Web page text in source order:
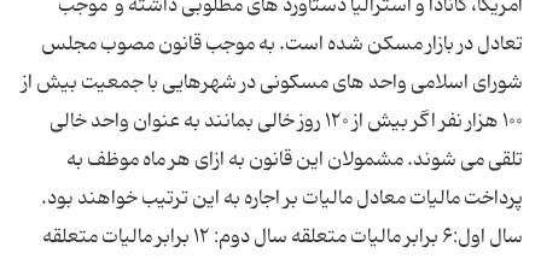
آمریکا، کانادا و استرالیا دستاورد های مطلوبی داشته و موجب
تعادل در بازار مسکن شده است. به موجب قانون مصوب مجلس
شورای اسلامی واحد های مسکونی در شهرهایی با جمعیت بیش از
۱۰۰ هزار نفر اگر بیش از ۱۲۰ روز خالی بمانند به عنوان واحد خالی
تلقی می شوند. مشمولان این قانون به ازای هر ماه موظف به
پرداخت مالیات معادل مالیات بر اجاره به این ترتیب خواهند بود.
سال اول:۶ برابر مالیات متعلقه سال دوم: ۱۲ برابر مالیات متعلقه